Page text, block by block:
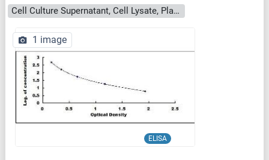
Cell Culture Supernatant, Cell Lysate, Plasma, Serum, Tissue Homogenate
ELISA
1 image